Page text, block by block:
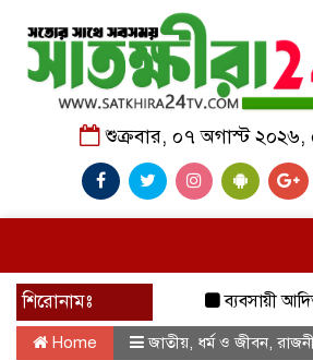
শুক্রবার, ০৭ অগাস্ট ২০২৬,
শিরোনামঃ
ব্যবসায়ী
Home জাতীয়, ধর্ম ও জীবন,